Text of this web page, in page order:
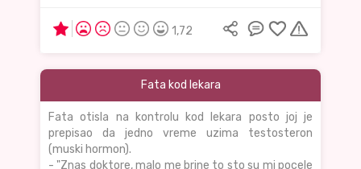
1,72
Fata kod lekara
Fata otisla na kontrolu kod lekara posto joj je
prepisao da jedno vreme uzima testosteron
(muski hormon).
- "Znas doktore, malo me brine to sto su mi pocele